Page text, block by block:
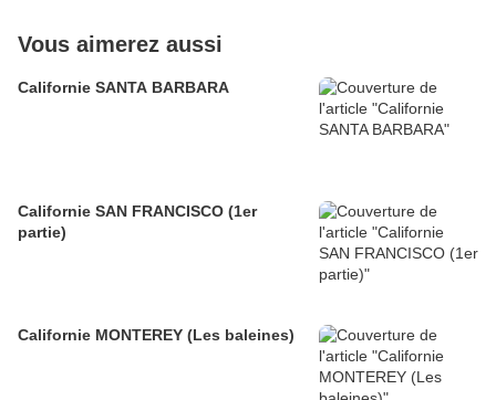
Vous aimerez aussi
Californie SANTA BARBARA
Californie SAN FRANCISCO (1er
partie)
Californie MONTEREY (Les baleines)